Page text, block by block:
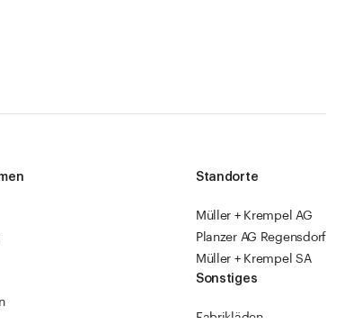
Standorte
Müller + Krempel AG
Planzer AG Regensdorf
Müller + Krempel SA
Sonstiges
Fabrikläden